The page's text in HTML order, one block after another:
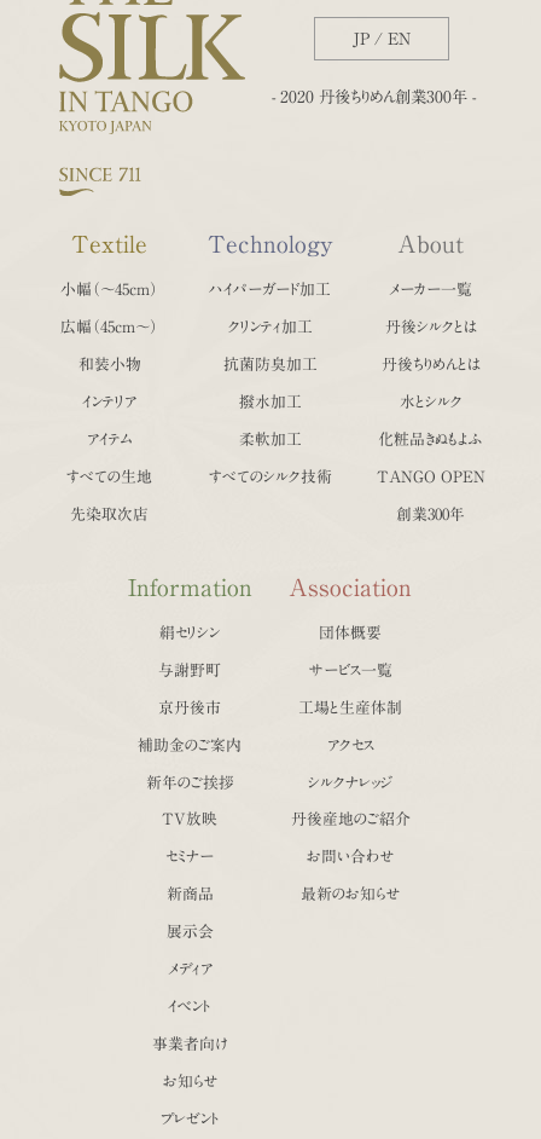
JP /EN
- 2020 丹後ちりめん創業300年 -
Textile
小幅（〜45cm）
広幅（45cm〜）
和装小物
インテリア
アイテム
すべての生地
先染取次店
Technology
ハイパーガード加工
クリンティ加工
抗菌防臭加工
撥水加工
柔軟加工
すべてのシルク技術
About
メーカー一覧
丹後シルクとは
丹後ちりめんとは
水とシルク
化粧品きぬもよふ
TANGO OPEN
創業300年
Information
絹セリシン
与謝野町
京丹後市
補助金のご案内
新年のご挨拶
TV放映
セミナー
新商品
展示会
メディア
イベント
事業者向け
お知らせ
プレゼント
Association
団体概要
サービス一覧
工場と生産体制
アクセス
シルクナレッジ
丹後産地のご紹介
お問い合わせ
最新のお知らせ